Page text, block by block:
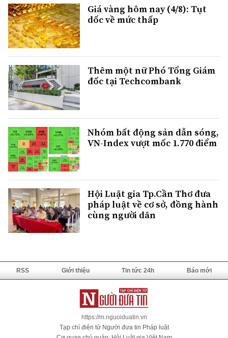
Giá vàng hôm nay (4/8): Tụt
dốc về mức thấp
Thêm một nữ Phó Tổng Giám
đốc tại Techcombank
Nhóm bất động sản dẫn sóng,
VN-Index vượt mốc 1.770 điểm
Hội Luật gia Tp.Cần Thơ đưa
pháp luật về cơ sở, đồng hành
cùng người dân
RSS Giới thiệu Tin tức 24h Báo mới
https://m.nguoiduatin.vn
Tạp chí điện tử Người đưa tin Pháp luật